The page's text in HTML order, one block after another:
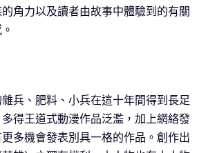
角力以及讀者由故事中體驗到的有關
兵、肥料、小兵在這十年間得到長足
得王道式動漫作品泛濫，加上網絡發
多機會發表別具一格的作品。創作出